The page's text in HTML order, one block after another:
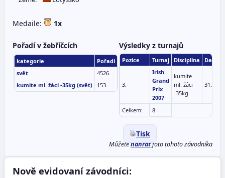
Medaile: 1x
Pořadí v žebříčcích
kategorie
Pořadí
svět
4526.
kumite ml. žáci -35kg (svět)
153.
Výsledky z turnajů
Pozice Turnaj Disciplína Datum
3.
Irish
Grand
Prix
2007
kumite
ml. žáci
-35kg
Celkem: 8
Tisk
Můžetenahrátfoto tohoto závodníka
Nově evidovaní závodníci: